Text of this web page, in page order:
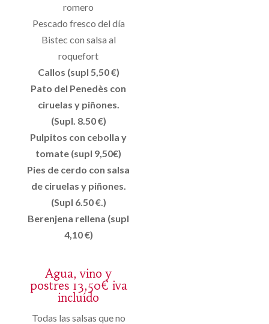
romero
Pescado fresco del día
Bistec con salsa al
roquefort
Callos (supl 5,50 €)
Pato del Penedès con
ciruelas y piñones.
(Supl. 8.50 €)
Pulpitos con cebolla y
tomate (supl 9,50€)
Pies de cerdo con salsa
de ciruelas y piñones.
(Supl 6.50 €.)
Berenjena rellena (supl
4,10 €)
Agua, vino y
postres 13,50€ iva
incluído
Todas las salsas que no